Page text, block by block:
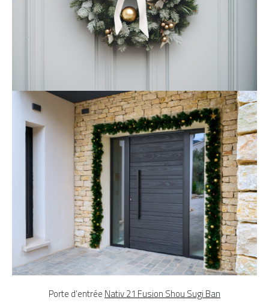
Porte d’entréeNativ 21 Fusion Shou Sugi Ban